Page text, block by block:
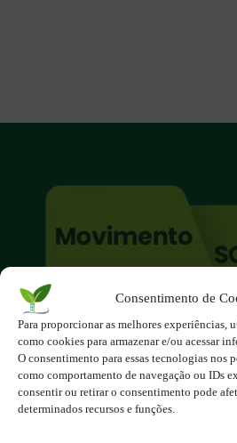
Consentimento de
Para proporcionar as melhores experiências,
como cookies para armazenar e/ou acessar
O consentimento para essas tecnologias nos
como comportamento de navegação ou IDs
consentir ou retirar o consentimento pode
determinados recursos e funções.
O site é um movimento
Participe você também!
Podemos fazer muito
se nos unirmos!
Inscreva-se na